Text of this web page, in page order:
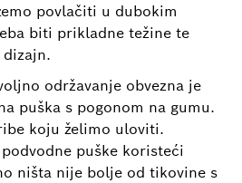
povlačiti u dubokim
biti prikladne težine te
održavanje obvezna je
puška s pogonom na gumu.
koju želimo uloviti.
puške koristeći
ništa nije bolje od tikovine s